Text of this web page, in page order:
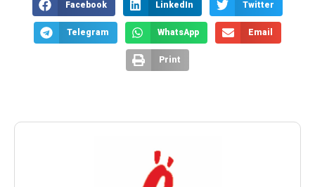
Facebook LinkedIn Twitter
Telegram WhatsApp Email
Print